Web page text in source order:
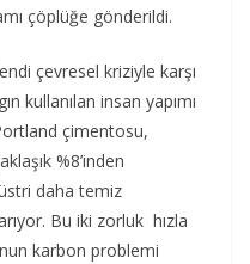
çöplüğe gönderildi.
çevresel kriziyle karşı
kullanılan insan yapımı
çimentosu,
%8’inden
daha temiz
Bu iki zorluk hızla
karbon problemi